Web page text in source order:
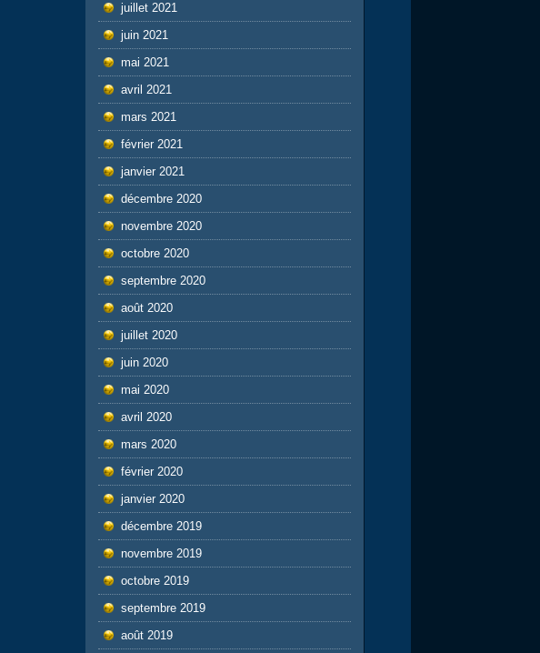
juillet 2021
juin 2021
mai 2021
avril 2021
mars 2021
février 2021
janvier 2021
décembre 2020
novembre 2020
octobre 2020
septembre 2020
août 2020
juillet 2020
juin 2020
mai 2020
avril 2020
mars 2020
février 2020
janvier 2020
décembre 2019
novembre 2019
octobre 2019
septembre 2019
août 2019